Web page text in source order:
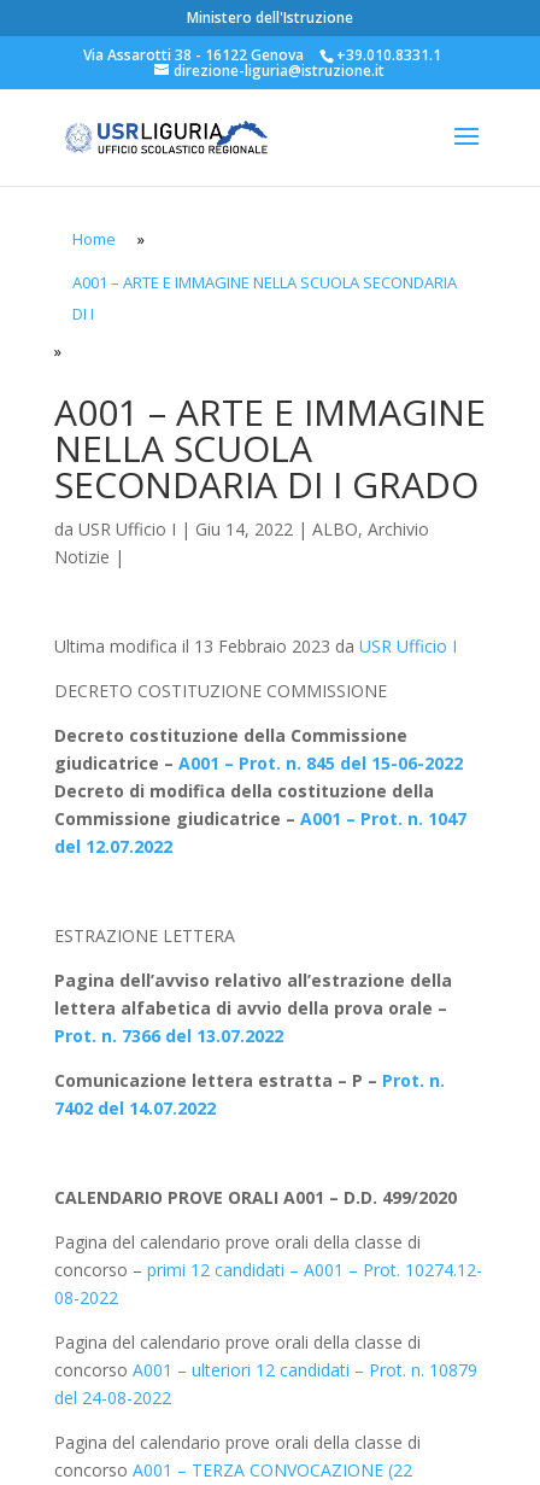
Ministero dell'Istruzione
Via Assarotti 38 - 16122 Genova
+39.010.8331.1
direzione-liguria@istruzione.it
Home
»
A001 – ARTE E IMMAGINE NELLA SCUOLA SECONDARIA
DI I
»
A001 – ARTE E IMMAGINE
NELLA SCUOLA
SECONDARIA DI I GRADO
da USR Ufficio I | Giu 14, 2022| ALBO, Archivio
Notizie |
Ultima modifica il 13 Febbraio 2023 da USR Ufficio I
DECRETO COSTITUZIONE COMMISSIONE
Decreto costituzione della Commissione
giudicatrice – A001 – Prot. n. 845 del 15-06-2022
Decreto di modifica della costituzione della
Commissione giudicatrice – A001 – Prot. n. 1047
del 12.07.2022
ESTRAZIONE LETTERA
Pagina dell’avviso relativo all’estrazione della
lettera alfabetica di avvio della prova orale –
Prot. n. 7366 del 13.07.2022
Comunicazione lettera estratta – P – Prot. n.
7402 del 14.07.2022
CALENDARIO PROVE ORALI A001 – D.D. 499/2020
Pagina del calendario prove orali della classe di
concorso – primi 12 candidati – A001 – Prot. 10274.12-
08-2022
Pagina del calendario prove orali della classe di
concorso A001 – ulteriori 12 candidati – Prot. n. 10879
del 24-08-2022
Pagina del calendario prove orali della classe di
concorso A001 – TERZA CONVOCAZIONE (22